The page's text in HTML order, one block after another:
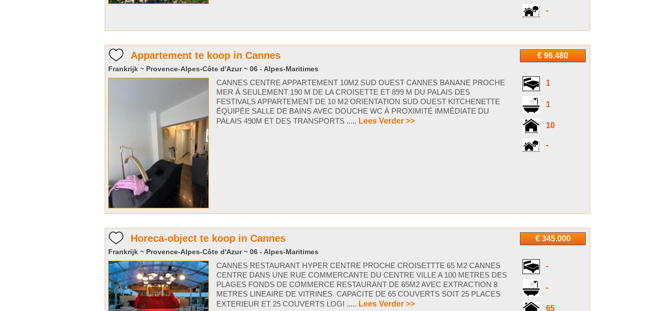
-
€ 96.480
Appartement te koop in Cannes
Frankrijk ~ Provence-Alpes-Côte d'Azur ~ 06 - Alpes-Maritimes
1
1
10
-
CANNES CENTRE APPARTEMENT 10M2 SUD OUEST CANNES BANANE PROCHE
MER À SEULEMENT 190 M DE LA CROISETTE ET 899 M DU PALAIS DES
FESTIVALS APPARTEMENT DE 10 M2 ORIENTATION SUD OUEST KITCHENETTE
ÉQUIPÉE SALLE DE BAINS AVEC DOUCHE WC À PROXIMITÉ IMMÉDIATE DU
PALAIS 490M ET DES TRANSPORTS ..... Lees Verder >>
€ 345.000
Horeca-object te koop in Cannes
Frankrijk ~ Provence-Alpes-Côte d'Azur ~ 06 - Alpes-Maritimes
-
-
65
CANNES RESTAURANT HYPER CENTRE PROCHE CROISETTTE 65 M2 CANNES
CENTRE DANS UNE RUE COMMERCANTE DU CENTRE VILLE A 100 METRES DES
PLAGES FONDS DE COMMERCE RESTAURANT DE 65M2 AVEC EXTRACTION 8
METRES LINEAIRE DE VITRINES. CAPACITE DE 65 COUVERTS SOIT 25 PLACES
EXTERIEUR ET 25 COUVERTS LOGI ..... Lees Verder >>